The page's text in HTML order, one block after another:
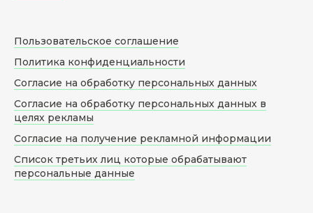
Пользовательское соглашение
Политика конфиденциальности
Согласие на обработку персональных данных
Согласие на обработку персональных данных в
целях рекламы
Согласие на получение рекламной информации
Список третьих лиц которые обрабатывают
персональные данные